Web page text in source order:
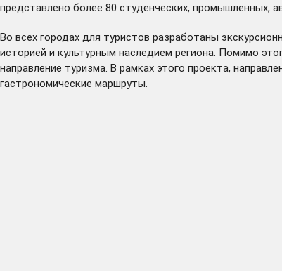
представлено более 80 студенческих, промышленных,
Во всех городах для туристов разработаны
историей и культурным наследием региона. Помимо
направление туризма. В рамках этого проекта,
гастрономические маршруты.